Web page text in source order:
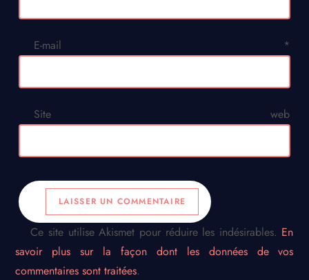
E-mail *
Site web
Ce site utilise Akismet pour réduire les indésirables. En
savoir plus sur la façon dont les données de vos
commentaires sont traitées.